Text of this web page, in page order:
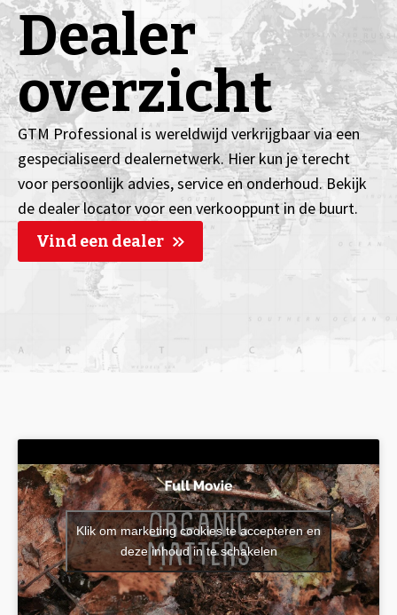
Dealer
overzicht
GTM Professional is wereldwijd verkrijgbaar via een
gespecialiseerd dealernetwerk. Hier kun je terecht
voor persoonlijk advies, service en onderhoud. Bekijk
de dealer locator voor een verkooppunt in de buurt.
Vind een dealer
Klik om marketing cookies te accepteren en
deze inhoud in te schakelen